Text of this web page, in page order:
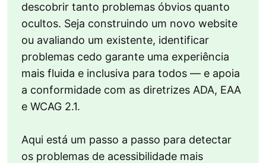
descobrir tanto problemas óbvios quanto
ocultos. Seja construindo um novo website
ou avaliando um existente, identificar
problemas cedo garante uma experiência
mais fluida e inclusiva para todos — e apoia
a conformidade com as diretrizes ADA, EAA
e WCAG 2.1.
Aqui está um passo a passo para detectar
os problemas de acessibilidade mais